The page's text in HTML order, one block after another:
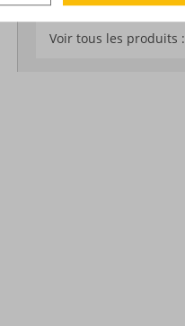
DÉCOUVERTE
Voir tous les produits :